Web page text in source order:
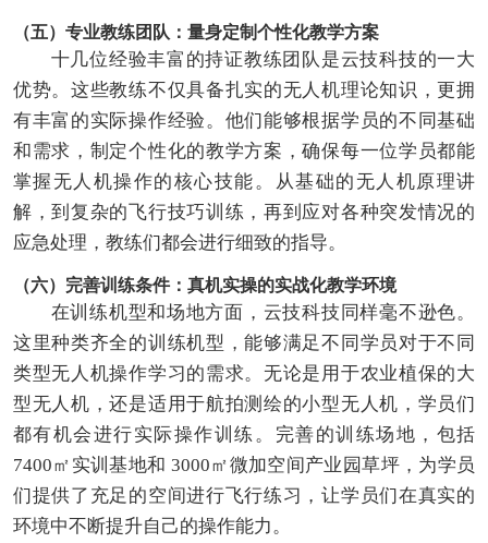
（五）专业教练团队：量身定制个性化教学方案
十几位经验丰富的持证教练团队是云技科技的一大
优势。这些教练不仅具备扎实的无人机理论知识，更拥
有丰富的实际操作经验。他们能够根据学员的不同基础
和需求，制定个性化的教学方案，确保每一位学员都能
掌握无人机操作的核心技能。从基础的无人机原理讲
解，到复杂的飞行技巧训练，再到应对各种突发情况的
应急处理，教练们都会进行细致的指导。
（六）完善训练条件：真机实操的实战化教学环境
在训练机型和场地方面，云技科技同样毫不逊色。
这里种类齐全的训练机型，能够满足不同学员对于不同
类型无人机操作学习的需求。无论是用于农业植保的大
型无人机，还是适用于航拍测绘的小型无人机，学员们
都有机会进行实际操作训练。完善的训练场地，包括
7400㎡实训基地和 3000㎡微加空间产业园草坪，为学员
们提供了充足的空间进行飞行练习，让学员们在真实的
环境中不断提升自己的操作能力。